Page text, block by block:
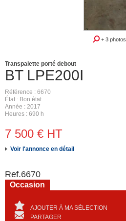
+ 3 photos
BT LPE200I
Transpalette porté debout
Référence
6670
État
Bon état
Année
2017
Heures
690 h
7 500 € HT
Voir l'annonce en détail
Ref.6670
Occasion
AJOUTER À MA SÉLECTION
PARTAGER